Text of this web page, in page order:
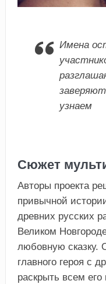
Имена
узнаем
Сюжет
Авторы проекта
привычной
древних русских
Великом
любовную сказку.
главного героя с
раскрыть всем